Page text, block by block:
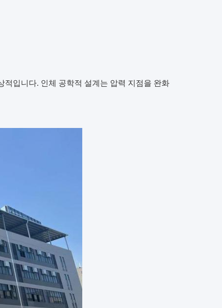
입니다. 인체 공학적 설계는 압력 지점을 완화